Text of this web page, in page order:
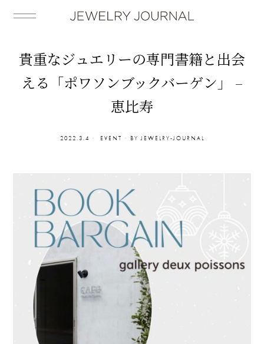
貴重なジュエリーの専門書籍と出会
える「ポワソンブックバーゲン」 –
恵比寿
2022.3.4 EVENT BY JEWELRY-JOURNAL